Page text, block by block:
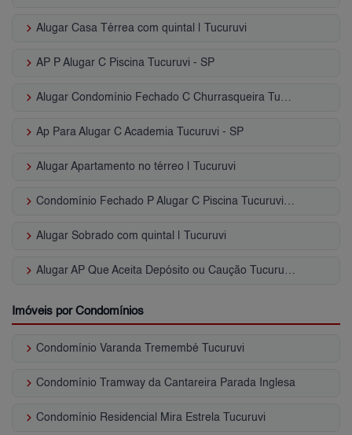
keyboard_arrow_right Alugar Casa Térrea com quintal | Tucuruvi
keyboard_arrow_right AP P Alugar C Piscina Tucuruvi - SP
keyboard_arrow_right
keyboard_arrow_right Ap Para Alugar C Academia Tucuruvi - SP
keyboard_arrow_right Alugar Apartamento no térreo | Tucuruvi
keyboard_arrow_right
keyboard_arrow_right Alugar Sobrado com quintal | Tucuruvi
keyboard_arrow_right
Imóveis por Condomínios
keyboard_arrow_right Condomínio Varanda Tremembé Tucuruvi
keyboard_arrow_right Condomínio Tramway da Cantareira Parada Inglesa
keyboard_arrow_right Condomínio Residencial Mira Estrela Tucuruvi